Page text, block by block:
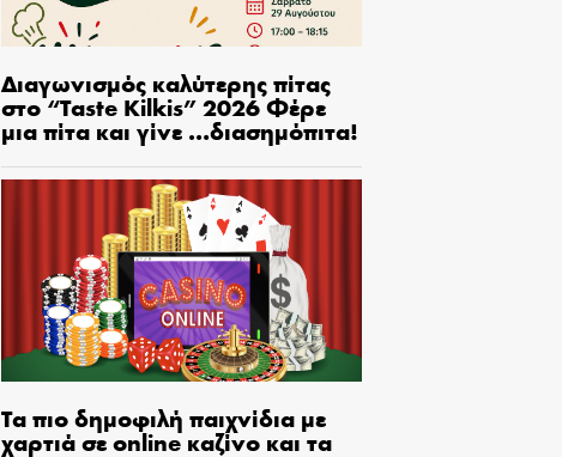
Διαγωνισμός καλύτερης πίτας
στο “Taste Kilkis” 2026 Φέρε
μια πίτα και γίνε …διασημόπιτα!
Τα πιο δημοφιλή παιχνίδια με
χαρτιά σε online καζίνο και τα